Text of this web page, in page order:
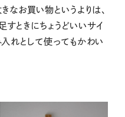
なお買い物というよりは、
ときにちょうどいいサイ
れとして使ってもかわい